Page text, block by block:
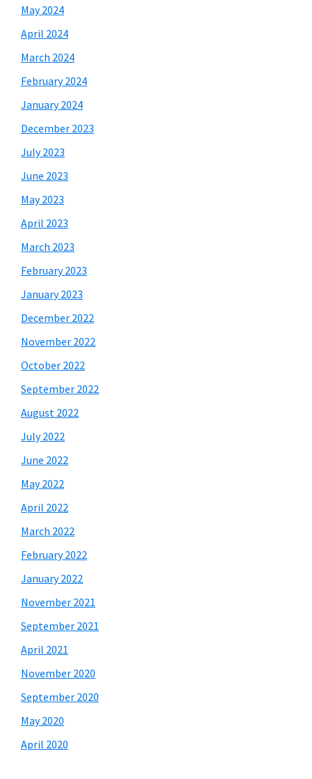
May 2024
April 2024
March 2024
February 2024
January 2024
December 2023
July 2023
June 2023
May 2023
April 2023
March 2023
February 2023
January 2023
December 2022
November 2022
October 2022
September 2022
August 2022
July 2022
June 2022
May 2022
April 2022
March 2022
February 2022
January 2022
November 2021
September 2021
April 2021
November 2020
September 2020
May 2020
April 2020